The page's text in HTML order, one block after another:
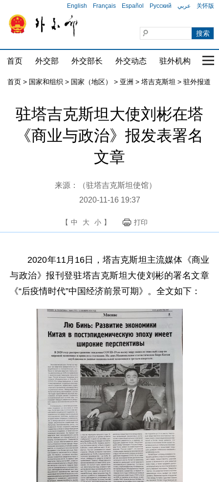
English Français Español Русский عربي 关怀版
首页 外交部 外交部长 外交动态 驻外机构 国
首页 > 国家和组织 > 国家（地区） > 亚洲 > 塔吉克斯坦 > 驻外报道
驻塔吉克斯坦大使刘彬在塔
《商业与政治》报发表署名
文章
来源：（驻塔吉克斯坦使馆）
2020-11-16 19:37
【 中 大 小 】 打印
2020年11月16日，塔吉克斯坦主流媒体《商业
与政治》报刊登驻塔吉克斯坦大使刘彬的署名文章
《“后疫情时代”中国经济前景可期》。全文如下：